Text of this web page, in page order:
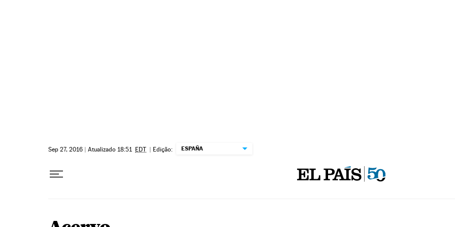
Sep 27, 2016 | Atualizado 18:51 EDT | Edição: ESPAÑA